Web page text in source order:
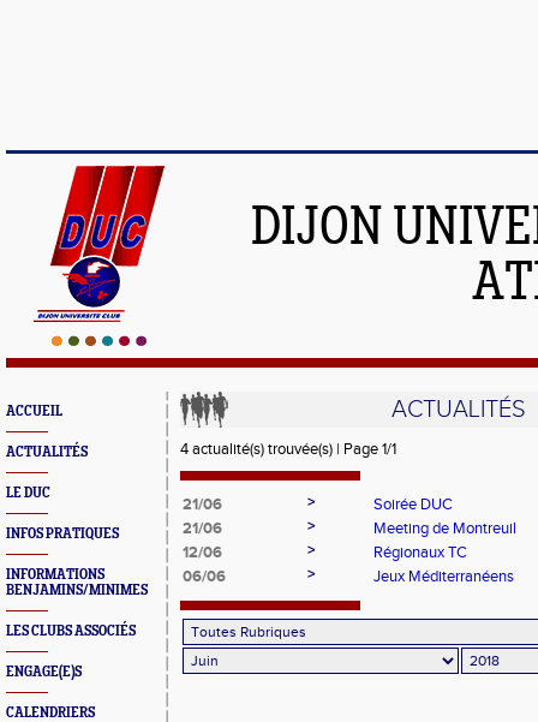
DIJON
ACCUEIL
ACTUALITÉS
LE DUC
INFOS PRATIQUES
INFORMATIONS
BENJAMINS/MINIMES
LES CLUBS ASSOCIÉS
ENGAGE(E)S
CALENDRIERS
ACTUALITÉS
4 actualité(s) trouvée(s) | Page 1/1
21/06 >
Soirée DUC
21/06
>
Meeting de Montreuil
12/06
>
Régionaux TC
06/06
> Jeux Méditerranéens